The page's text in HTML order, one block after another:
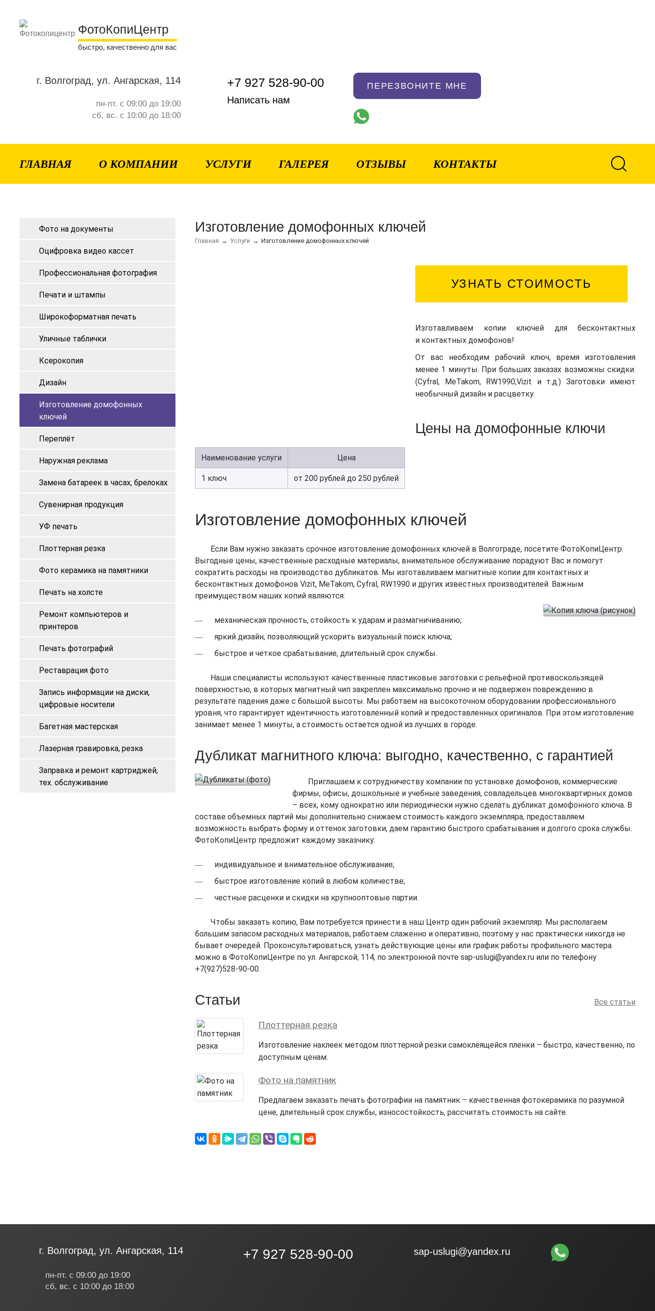
ФотоКопиЦентр
быстро, качественно для вас
г. Волгоград, ул. Ангарская, 114
пн-пт. с 09:00 до 19:00
сб, вс. с 10:00 до 18:00
+7 927 528-90-00
Написать нам
ПЕРЕЗВОНИТЕ МНЕ
ГЛАВНАЯ О КОМПАНИИ УСЛУГИ ГАЛЕРЕЯ ОТЗЫВЫ КОНТАКТЫ
Фото на документы
Оцифровка видео кассет
Профессиональная фотография
Печати и штампы
Широкоформатная печать
Уличные таблички
Ксерокопия
Дизайн
Изготовление домофонных
ключей
Переплёт
Наружная реклама
Замена батареек в часах, брелоках
Сувенирная продукция
УФ печать
Плоттерная резка
Фото керамика на памятники
Печать на холсте
Ремонт компьютеров и
принтеров
Печать фотографий
Реставрация фото
Запись информации на диски,
цифровые носители
Багетная мастерская
Лазерная гравировка, резка
Заправка и ремонт картриджей,
тех. обслуживание
Изготовление домофонных ключей
Главная Услуги Изготовление домофонных ключей
УЗНАТЬ СТОИМОСТЬ
Изготавливаем копии ключей для бесконтактных
и контактных домофонов!
От вас необходим рабочий ключ, время изготовления
менее 1 минуты. При больших заказах возможны скидки.
(Cyfral, MeTakom, RW1990,Vizit и т.д.) Заготовки имеют
необычный дизайн и расцветку.
Цены на домофонные ключи
Наименование услуги Цена
1 ключ от 200 рублей до 250 рублей
Изготовление домофонных ключей
Если Вам нужно заказать срочное изготовление домофонных ключей в Волгограде, посетите ФотоКопиЦентр.
Выгодные цены, качественные расходные материалы, внимательное обслуживание порадуют Вас и помогут
сократить расходы на производство дубликатов. Мы изготавливаем магнитные копии для контактных и
бесконтактных домофонов Vizit, MeTakom, Cyfral, RW1990 и других известных производителей. Важным
преимуществом наших копий являются:
механическая прочность, стойкость к ударам и размагничиванию;
яркий дизайн, позволяющий ускорить визуальный поиск ключа;
быстрое и четкое срабатывание, длительный срок службы.
Наши специалисты используют качественные пластиковые заготовки с рельефной противоскользящей
поверхностью, в которых магнитный чип закреплен максимально прочно и не подвержен повреждению в
результате падения даже с большой высоты. Мы работаем на высокоточном оборудовании профессионального
уровня, что гарантирует идентичность изготовленный копий и предоставленных оригиналов. При этом изготовление
занимает менее 1 минуты, а стоимость остается одной из лучших в городе.
Дубликат магнитного ключа: выгодно, качественно, с гарантией
Приглашаем к сотрудничеству компании по установке домофонов, коммерческие
фирмы, офисы, дошкольные и учебные заведения, совладельцев многоквартирных домов
– всех, кому однократно или периодически нужно сделать дубликат домофонного ключа. В
составе объемных партий мы дополнительно снижаем стоимость каждого экземпляра, предоставляем
возможность выбрать форму и оттенок заготовки, даем гарантию быстрого срабатывания и долгого срока службы.
ФотоКопиЦентр предложит каждому заказчику:
индивидуальное и внимательное обслуживание;
быстрое изготовление копий в любом количестве;
честные расценки и скидки на крупнооптовые партии.
Чтобы заказать копию, Вам потребуется принести в наш Центр один рабочий экземпляр. Мы располагаем
большим запасом расходных материалов, работаем слаженно и оперативно, поэтому у нас практически никогда не
бывает очередей. Проконсультироваться, узнать действующие цены или график работы профильного мастера
можно в ФотоКопиЦентре по ул. Ангарской, 114, по электронной почте sap-uslugi@yandex.ru или по телефону
+7(927)528-90-00.
Статьи Все статьи
Плоттерная резка
Изготовление наклеек методом плоттерной резки самоклеящейся пленки – быстро, качественно, по
доступным ценам.
Фото на памятник
Предлагаем заказать печать фотографии на памятник – качественная фотокерамика по разумной
цене, длительный срок службы, износостойкость, рассчитать стоимость на сайте.
г. Волгоград, ул. Ангарская, 114
пн-пт. с 09:00 до 19:00
сб, вс. с 10:00 до 18:00
+7 927 528-90-00 sap-uslugi@yandex.ru